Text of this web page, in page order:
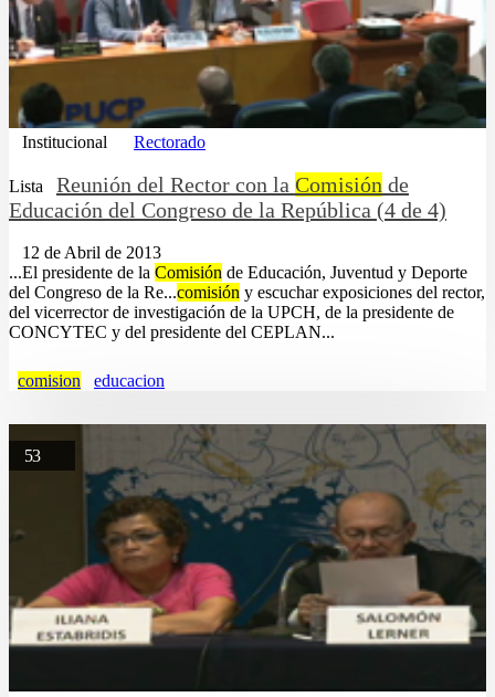
Institucional Rectorado
Lista Reunión del Rector con la Comisión de
Educación del Congreso de la República (4 de 4)
12 de Abril de 2013
...El presidente de la Comisión de Educación, Juventud y Deporte
del Congreso de la Re...comisión y escuchar exposiciones del rector,
del vicerrector de investigación de la UPCH, de la presidente de
CONCYTEC y del presidente del CEPLAN...
comision educacion
53